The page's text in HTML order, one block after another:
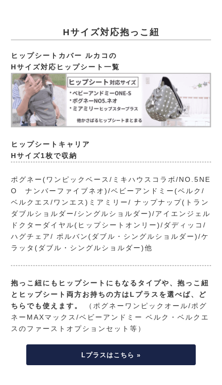
Hサイズ対応抱っこ紐
ヒップシートカバー ルカコの
Hサイズ対応ヒップシート一覧
ヒップシートキャリア
Hサイズ1枚で収納
ポグネー(ワンピックベース/ミキハウスコラボ/NO.5NE
O ナンバーファイブネオ)/ベビーアンドミー(ベルク/
ベルクエス/ワンエス)ミアミリー/ ナップナップ(トラン
ダブルショルダー/シングルショルダー)/アイエンジェル
ドクターダイヤル(ヒップシートオンリー)/ダディッコ/
ハグチェア/ ポルバン(ダブル・シングルショルダー)/ケ
ラッタ(ダブル・シングルショルダー)他
抱っこ紐にもヒップシートにもなるタイプや、抱っこ紐
とヒップシート両方お持ちの方はLプラスを選べば、ど
ちらでも使えます。
（ポグネーワンピックオール/ポグ
ネーMAXマックス/ベビーアンドミー ベルク・ベルクエ
スのファーストオプションセット等）
Lプラスはこちら »